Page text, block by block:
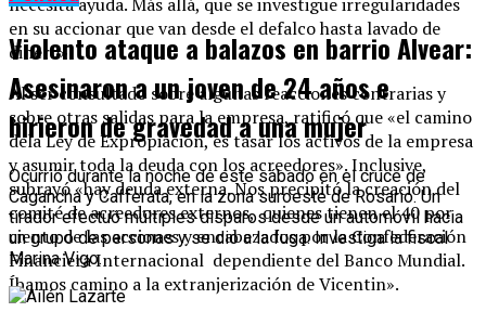
en su accionar que van desde el defalco hasta lavado de
dinero».
Al ser consultado sobre algunas reacciones contrarias y
sobre otras salidas para la empresa, ratificó que «el camino
dela Ley de Expropiación, es tasar los activos de la empresa
y asumir toda la deuda con los acreedores». Inclusive,
subrayó «hay deuda externa. Nos precipitó la creación del
comité de acreedores externos, quienes tienen el 40 por
ciento de las acciones y encabezados por la Confederación
Financiera Internacional dependiente del Banco Mundial.
Íbamos camino a la extranjerización de Vicentin».
Violento ataque a balazos en barrio Alvear:
Asesinaron a un joven de 24 años e
hirieron de gravedad a una mujer
Ocurrió durante la noche de este sábado en el cruce de
Cagancha y Cafferata, en la zona suroeste de Rosario. Un
tirador efectuó múltiples disparos desde un automóvil hacia
un grupo de personas y se dio a la fuga. Investiga la fiscal
Marina Vigo.